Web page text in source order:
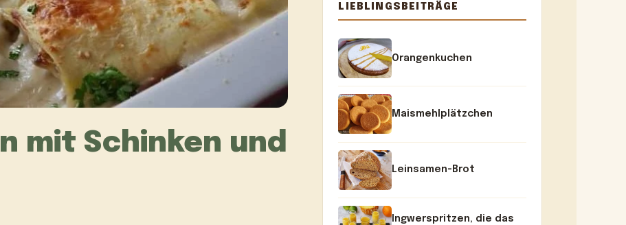
mit Schinken und
LIEBLINGSBEITRÄGE
Orangenkuchen
Maismehlplätzchen
Leinsamen-Brot
Ingwerspritzen, die das